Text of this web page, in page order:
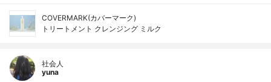
COVERMARK(カバーマーク)
トリートメント クレンジング ミルク
社会人
yuna